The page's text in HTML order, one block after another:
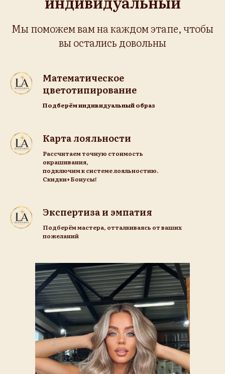
Мы поможем вам на каждом этапе, чтобы
вы остались довольны
Математическое
цветотипирование
Подберём индивидуальный образ
Карталояльности
Рассчитаем точную стоимость
окрашивания,
подключим к системе лояльностию.
Скидки+Бонусы!
Экспертиза и эмпатия
Подберём мастера, отталкиваясь от ваших
пожеланий